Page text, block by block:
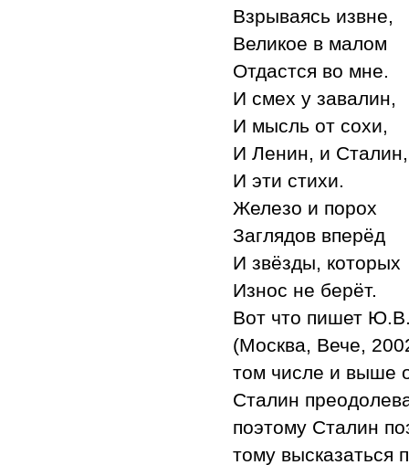
Взрываясь извне,
Великое в малом
Отдастся во мне.
И смех у завалин,
И мысль от сохи,
И Ленин, и Сталин,
И эти стихи.
Железо и порох
Заглядов вперёд
И звёзды, которых
Износ не берёт.
Вот что пишет
(Москва, Вече,
том числе и выше
Сталин
поэтому Сталин
тому высказаться